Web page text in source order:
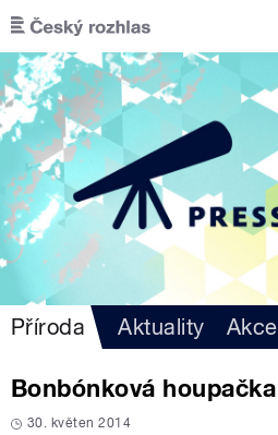
Přejít k hlavnímu obsahu
Příroda Aktuality Akce
Bonbónková houpačka
30. květen 2014